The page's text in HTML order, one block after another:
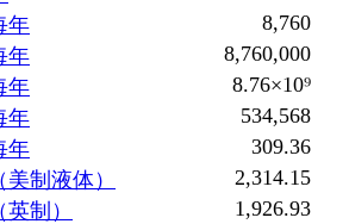
年
8,760
年
8,760,000
年
8.76×10⁹
年
534,568
年
309.36
制液体）
2,314.15
制）
1,926.93